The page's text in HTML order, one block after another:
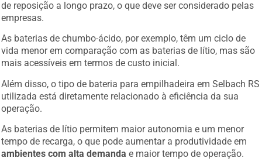
de reposição a longo prazo, o que deve ser considerado pelas
empresas.
As baterias de chumbo-ácido, por exemplo, têm um ciclo de
vida menor em comparação com as baterias de lítio, mas são
mais acessíveis em termos de custo inicial.
Além disso, o tipo de bateria para empilhadeira em Selbach RS
utilizada está diretamente relacionado à eficiência da sua
operação.
As baterias de lítio permitem maior autonomia e um menor
tempo de recarga, o que pode aumentar a produtividade em
ambientes com alta demanda e maior tempo de operação.